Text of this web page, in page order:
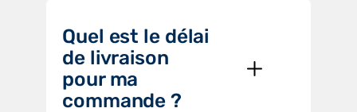
Quel est le délai
de livraison
pour ma
commande ?